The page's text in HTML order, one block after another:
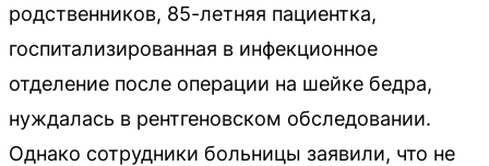
родственников, 85-летняя пациентка,
госпитализированная в инфекционное
отделение после операции на шейке бедра,
нуждалась в рентгеновском обследовании.
Однако сотрудники больницы заявили, что не